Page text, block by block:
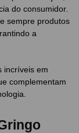
do consumidor.
sempre produtos
a
incríveis em
complementam